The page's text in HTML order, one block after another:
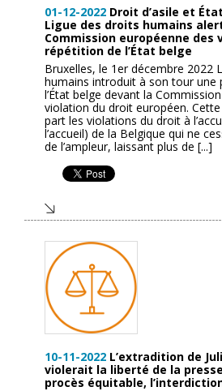
01-12-2022 Droit d’asile et
Ligue des droits humains
Commission européenne des
répétition de l’État belge
Bruxelles, le 1er décembre 2022
humains introduit à son tour une
l’État belge devant la
violation du droit européen. Cette
part les violations du droit à
l’accueil) de la Belgique qui ne
de l’ampleur, laissant plus de [...]
10-11-2022 L’extradition de
violerait la liberté de la
procès équitable,